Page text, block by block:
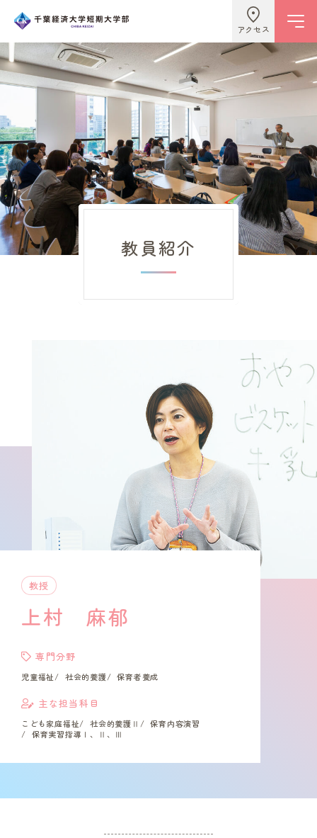
アクセス
ビジネスライフ学科
こども学科
キャンパスライフ
企業・園・施設の方へ
プライバシーポリシー
教員紹介
教授
上村 麻郁
専門分野
児童福祉 社会的養護 保育者養成
主な担当科目
こども家庭福祉 社会的養護Ⅱ
保育内容演習
保育実習指導Ⅰ、Ⅱ、Ⅲ